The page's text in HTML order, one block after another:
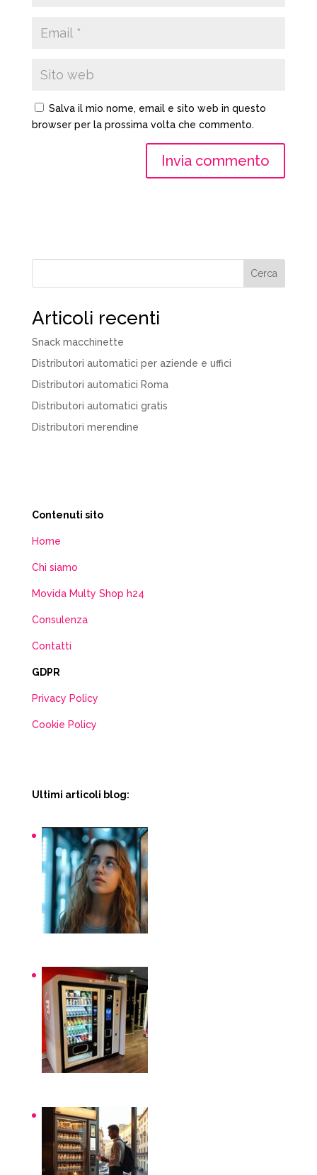
Salva il mio nome, email e sito web in questo
browser per la prossima volta che commento.
Cerca
Articoli recenti
Snack macchinette
Distributori automatici per aziende e uffici
Distributori automatici Roma
Distributori automatici gratis
Distributori merendine
Contenuti sito
Home
Chi siamo
Movida Multy Shop h24
Consulenza
Contatti
GDPR
Privacy Policy
Cookie Policy
Ultimi articoli blog: